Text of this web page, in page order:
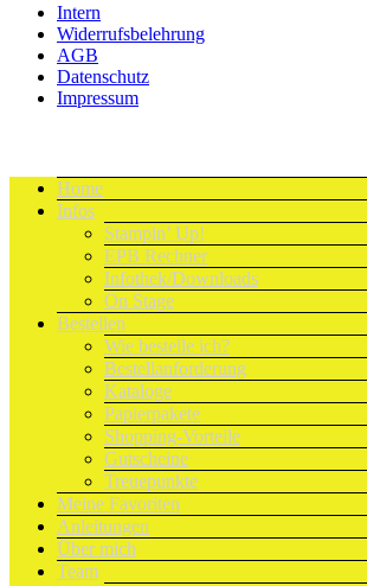
Intern
Widerrufsbelehrung
AGB
Datenschutz
Impressum
Home
Infos
Stampin’ Up!
EPB Rechner
Infothek/Downloads
On Stage
Bestellen
Wie bestelle ich?
Bestellanforderung
Kataloge
Papierpakete
Shopping-Vorteile
Gutscheine
Treuepunkte
Meine Favoriten
Anleitungen
Über mich
Team